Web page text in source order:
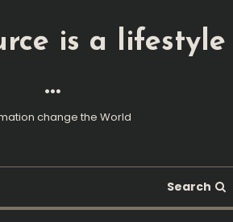
is a lifestyle
…
change the World
Search